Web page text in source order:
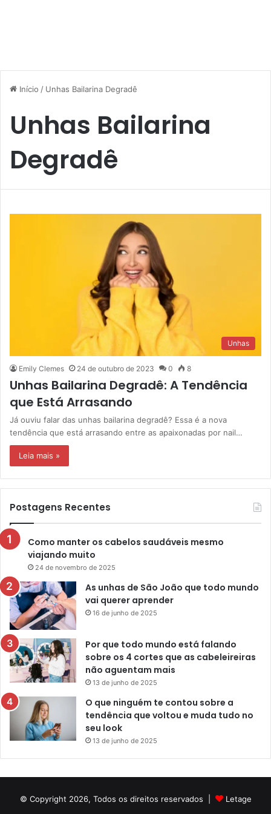
Início / Unhas Bailarina Degradê
Unhas Bailarina
Degradê
Unhas
Emily Clemes 24 de outubro de 2023 0 8
Unhas Bailarina Degradê: A Tendência
que Está Arrasando
Já ouviu falar das unhas bailarina degradê? Essa é a nova
tendência que está arrasando entre as apaixonadas por nail…
Leia mais »
Postagens Recentes
Como manter os cabelos saudáveis mesmo
viajando muito
24 de novembro de 2025
As unhas de São João que todo mundo
vai querer aprender
16 de junho de 2025
Por que todo mundo está falando
sobre os 4 cortes que as cabeleireiras
não aguentam mais
13 de junho de 2025
O que ninguém te contou sobre a
tendência que voltou e muda tudo no
seu look
13 de junho de 2025
© Copyright 2026, Todos os direitos reservados |
Letage